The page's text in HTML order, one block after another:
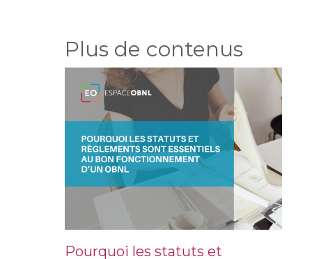
Plus de contenus
Pourquoi les statuts et